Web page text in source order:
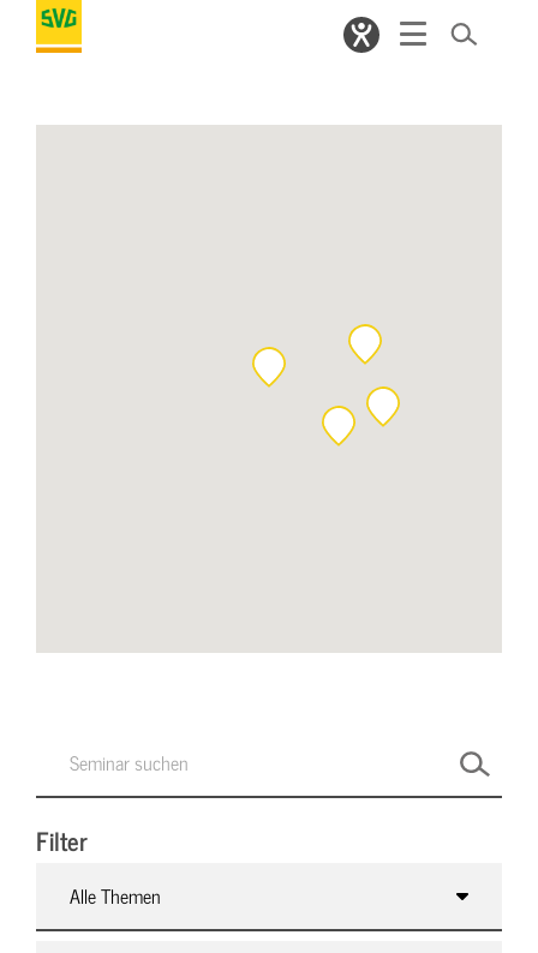
Filter
Alle Themen